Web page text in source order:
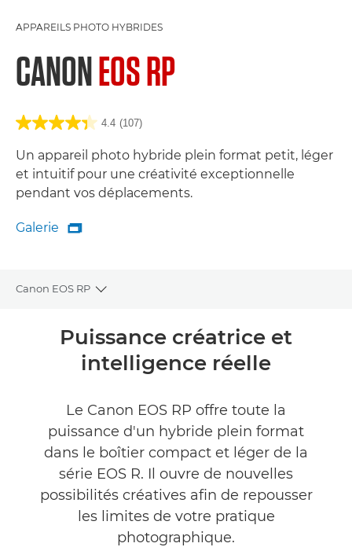
APPAREILS PHOTO HYBRIDES
CANONEOS RP
4.4 (107)
Un appareil photo hybride plein format petit, léger
et intuitif pour une créativité exceptionnelle
pendant vos déplacements.
Galerie
Galerie

Canon EOS RP
Toggle breadcrumbs
Présentation
Caractéristiques
Commentaires
Puissance créatrice et
intelligence réelle
Le Canon EOS RP offre toute la
puissance d'un hybride plein format
dans le boîtier compact et léger de la
série EOS R. Il ouvre de nouvelles
possibilités créatives afin de repousser
les limites de votre pratique
photographique.